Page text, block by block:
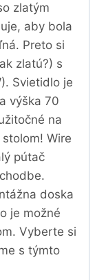
zlatým
aby bola
Preto si
zlatú?) s
Svietidlo je
výška 70
na
Wire
pútač
doska
je možné
Vyberte si
s týmto